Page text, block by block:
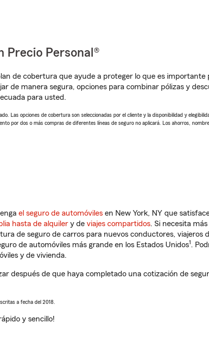
Precio Personal®
de cobertura que ayude a proteger lo que es importante
de manera segura, opciones para combinar pólizas y
para usted.
Las opciones de cobertura son seleccionadas por el cliente y la disponibilidad y
por dos o más compras de diferentes líneas de seguro no aplicará. Los ahorros,
el seguro de automóviles en New York, NY que
hasta de alquiler y de viajes compartidos. Si necesita
de seguro de carros para nuevos conductores, viajeros
de automóviles más grande en los Estados Unidos1.
y de vivienda.
después de que haya completado una cotización de
a fecha del 2018.
y sencillo!